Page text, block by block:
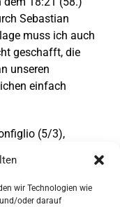
wir Technologien wie
oder darauf
Sebastian
muss ich auch
geschafft, die
unseren
einfach
(5/3),
Ole-Gunnar
Lukas